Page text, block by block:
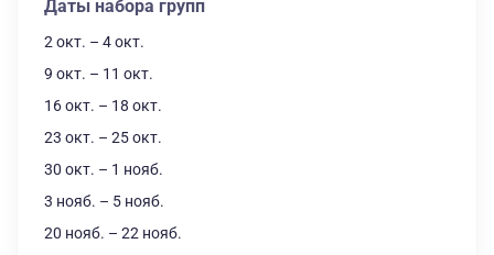
Даты набора групп
2 окт. – 4 окт.
9 окт. – 11 окт.
16 окт. – 18 окт.
23 окт. – 25 окт.
30 окт. – 1 нояб.
3 нояб. – 5 нояб.
20 нояб. – 22 нояб.